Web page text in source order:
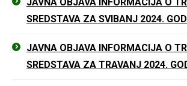
SREDSTAVA ZA SVIBANJ 2024.
JAVNA OBJAVA INFORMACIJA O
SREDSTAVA ZA TRAVANJ 2024.